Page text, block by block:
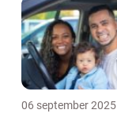
06 september 2025